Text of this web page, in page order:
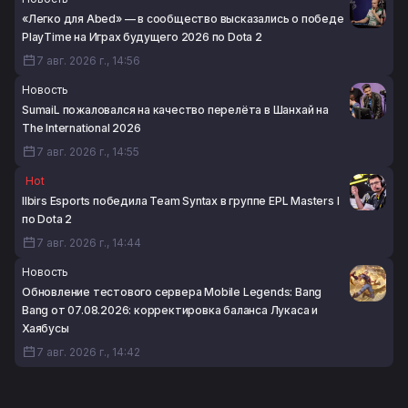
«Легко для Abed» — в сообщество высказались о победе
PlayTime на Играх будущего 2026 по Dota 2
7 авг. 2026 г., 14:56
Новость
SumaiL пожаловался на качество перелёта в Шанхай на
The International 2026
7 авг. 2026 г., 14:55
Hot
Ilbirs Esports победила Team Syntax в группе EPL Masters I
по Dota 2
7 авг. 2026 г., 14:44
Новость
Обновление тестового сервера Mobile Legends: Bang
Bang от 07.08.2026: корректировка баланса Лукаса и
Хаябусы
7 авг. 2026 г., 14:42